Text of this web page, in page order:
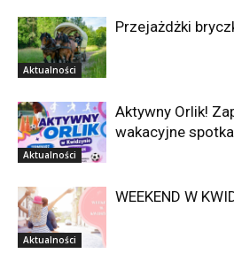
Aktualności
Przejażdżki
Aktualności
Aktywny Orlik!
wakacyjne
Aktualności
WEEKEND W